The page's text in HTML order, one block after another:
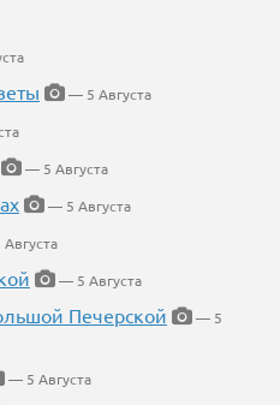
— 5 Августа
— 5 Августа
— 5 Августа
— 5 Августа
Печерской
— 5
— 5 Августа